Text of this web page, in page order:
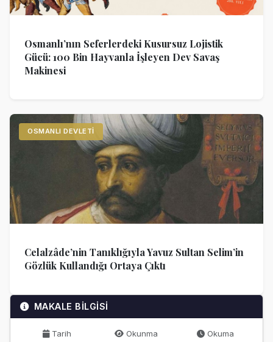
Osmanlı’nın Seferlerdeki Kusursuz Lojistik
Gücü: 100 Bin Hayvanla İşleyen Dev Savaş
Makinesi
OSMANLI DEVLETI
Celalzâde’nin Tanıklığıyla Yavuz Sultan Selim’in
Gözlük Kullandığı Ortaya Çıktı
MAKALE BİLGİSİ
Tarih Okunma Okuma